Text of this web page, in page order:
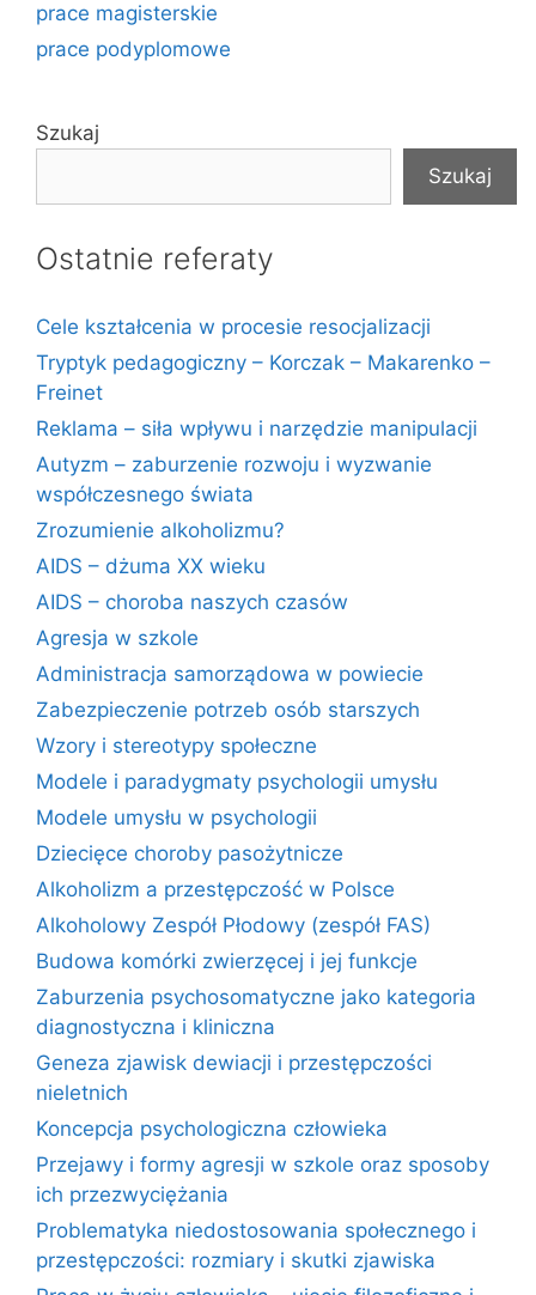
prace magisterskie
prace podyplomowe
Szukaj
Szukaj
Ostatnie referaty
Cele kształcenia w procesie resocjalizacji
Tryptyk pedagogiczny – Korczak – Makarenko –
Freinet
Reklama – siła wpływu i narzędzie manipulacji
Autyzm – zaburzenie rozwoju i wyzwanie
współczesnego świata
Zrozumienie alkoholizmu?
AIDS – dżuma XX wieku
AIDS – choroba naszych czasów
Agresja w szkole
Administracja samorządowa w powiecie
Zabezpieczenie potrzeb osób starszych
Wzory i stereotypy społeczne
Modele i paradygmaty psychologii umysłu
Modele umysłu w psychologii
Dziecięce choroby pasożytnicze
Alkoholizm a przestępczość w Polsce
Alkoholowy Zespół Płodowy (zespół FAS)
Budowa komórki zwierzęcej i jej funkcje
Zaburzenia psychosomatyczne jako kategoria
diagnostyczna i kliniczna
Geneza zjawisk dewiacji i przestępczości
nieletnich
Koncepcja psychologiczna człowieka
Przejawy i formy agresji w szkole oraz sposoby
ich przezwyciężania
Problematyka niedostosowania społecznego i
przestępczości: rozmiary i skutki zjawiska